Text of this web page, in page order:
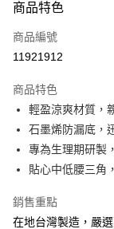
信用卡一次付款
超商取貨付款
Apple Pay
街口支付
悠遊付
AFTEE先享後付
相關說明
商品特色
商品編號
11921912
商品特色
輕盈涼爽材質，
石墨烯防漏底，
專為生理期研製
貼心中低腰三角
銷售重點
在地台灣製造，嚴